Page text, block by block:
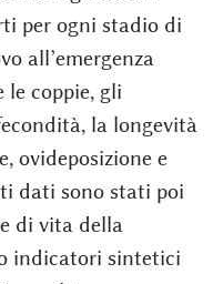
per ogni stadio di
all’emergenza
le coppie, gli
la longevità
ovideposizione e
dati sono stati poi
di vita della
indicatori sintetici